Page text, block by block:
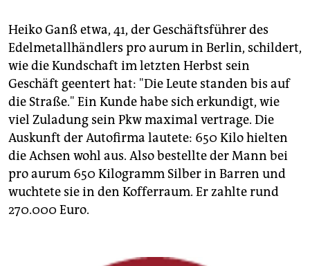
Heiko Ganß etwa, 41, der Geschäftsführer des
Edelmetallhändlers pro aurum in Berlin, schildert,
wie die Kundschaft im letzten Herbst sein
Geschäft geentert hat: "Die Leute standen bis auf
die Straße." Ein Kunde habe sich erkundigt, wie
viel Zuladung sein Pkw maximal vertrage. Die
Auskunft der Autofirma lautete: 650 Kilo hielten
die Achsen wohl aus. Also bestellte der Mann bei
pro aurum 650 Kilogramm Silber in Barren und
wuchtete sie in den Kofferraum. Er zahlte rund
270.000 Euro.